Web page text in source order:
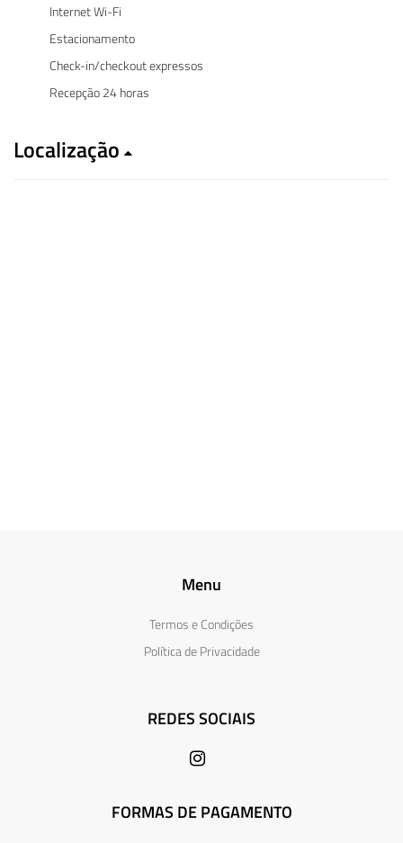
Internet Wi-Fi
Estacionamento
Check-in/checkout expressos
Recepção 24 horas
Localização
Menu
Termos e Condições
Política de Privacidade
REDES SOCIAIS
FORMAS DE PAGAMENTO